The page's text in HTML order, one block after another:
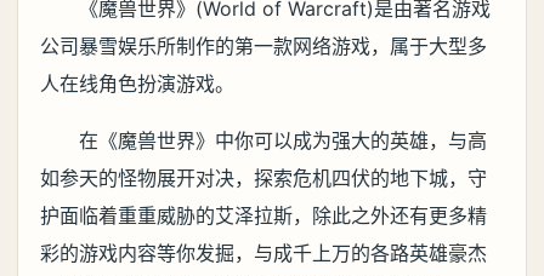
《魔兽世界》(World of Warcraft)是由著名游戏
公司暴雪娱乐所制作的第一款网络游戏，属于大型多
人在线角色扮演游戏。
在《魔兽世界》中你可以成为强大的英雄，与高
如参天的怪物展开对决，探索危机四伏的地下城，守
护面临着重重威胁的艾泽拉斯，除此之外还有更多精
彩的游戏内容等你发掘，与成千上万的各路英雄豪杰